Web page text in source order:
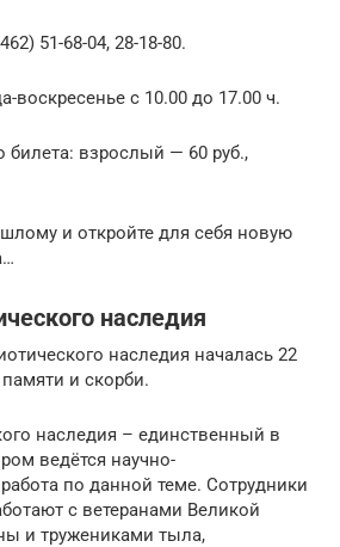
51-68-04, 28-18-80.
воскресенье с 10.00 до 17.00 ч.
билета: взрослый — 60 руб.,
и откройте для себя новую
наследия
наследия началась 22
и скорби.
наследия – единственный в
ведётся научно-
по данной теме. Сотрудники
с ветеранами Великой
и тружениками тыла,